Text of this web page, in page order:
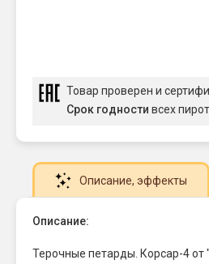
Товар проверен и
Срок годности всех
Описание, эффекты
Описание:
Терочные петарды. Корсар-4 от